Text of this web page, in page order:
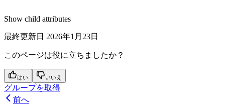
Show child attributes
最終更新日 2026年1月23日
このページは役に立ちましたか？
はい いいえ
グループを取得
前へ